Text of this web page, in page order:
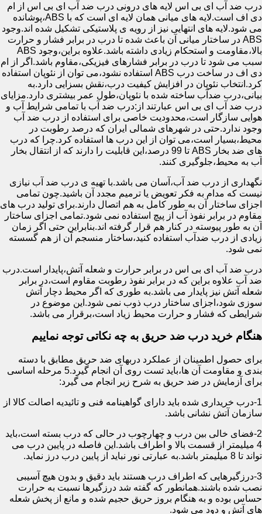
درب ضد آب ای بی اس لایه های درونی درب ضد آب ای بی اس از ام
دی اف است.لایه های میانی همان لایه ای است که با ABS،پوشانده
می شود.لایه های انتهایی نیز از رویه ی پلاستیکی تشکیل شده اند.وجود
ABS در ساختار میانی آن باعث شده تا درب در برابر فشار و حرارت
بالا،مقاومت و استحکام زیادی داشته باشد.علاوه براین،وجود ABS
سبب می شود تا درب در برابر فشارهای فیزیکی،مقاوم باشد.اگر از ام
دی اف در ساخت درب ABS استفاده نشود،می توان از نئوپان استفاده
کرد.انتخاب نئوپان در افزایش کیفیت درب،نقش بسزایی دارد.به
بیانی،درب ضدآب ساخته شده با نئوپان،طول عمر بیشتری دارد.مزایای
درب ضد آب ای بی اس عبارتند از:درب ضد آب با تمامی شرایط آب و
هوایی سازگار است،محدودیت خاصی برای استفاده از درب ضد آب
وجود ندارد.حتی در شهرهای شمالی ایران که درصد رطوبت در
محیط،بسیار است،می توان از این درب ها استفاده کرد.چرا که درب
های ضد بخار ABS تا 99 درصد،این قابلیت را دارند که از انتقال بخار
آب به محیط،جلوگیری کنند.
نگهداری از درب ضد آب،آسان می باشد.با تهیه ی درب ضد آب نیازی
نیست که مدام به فکر تعویض یا ترمیم مجدد آن باشید.چون تمامی
اجزای ساختار آن به طور کامل به هم اتصال دارند.برای تولید درب های
مقاوم در برابر نفوذ آب از پیچ استفاده نمی شود.تمامی اجزای ساختار
آن به طور پیوسته در کنار هم قرار گرفته اند.بنابراین حتی اگر زمان
زیادی از درب ضدآب استفاده کنید،ساختار منسجم آن از هم گسسته
نمی شود.
درب ضد آب ای بی اس در برابر حرارت و شعله آتش،پایدار است.درب
ضد آب علاوه براین که در برابر نفوذ رطوبت مقاوم است،در برابر
شعله آتش نیز پایدار می باشد.به طوری که اگر محیط دچار آتش
سوزی شود،اجزای ساختار درب ذوب نمی شود.این موضوع در
شرایطی که فشار و حرارت محیط زیاد است،برقرار می باشد.
هنگام خرید درب ضد حریق به چه نکاتی توجه نماییم
برای حصول اطمینان از عملکرد دربهای ضد حریق مطابق با دسته
بندی و مقاومت آن ها،باید تست روی آن انجام گیرد.5 مرحله اساسی
برای آزمایش در ضد حریق به شرح زیر انجام می گیرد:
1-درب خریداری شده باید دارای گواهینامه فنی و تائیدیه اصالت کالا از
سازمان آتش نشانی باشد.
2-فضای خالی بین درب و چهارچوب در حالی که درب بسته است،باید
4 میلیمتر از قسمت بالا و اطراف باشد.این فاصله در پایین درب می
تواند تا 8 میلیمتر باشد.به عبارتی نور نباید از پایین درب درز نماید.
3-درزگیرهایی که اطراف درب هستند باید دقیق و بدون هیچ آسیبی
نصب شده باشند.همانطور که گفته شد درزگیرها نسبت به حرارت
حساس بوده و به هنگام بروز حریق حجیم شده و مانع از پخش شعله
های آتش و دود می شود.